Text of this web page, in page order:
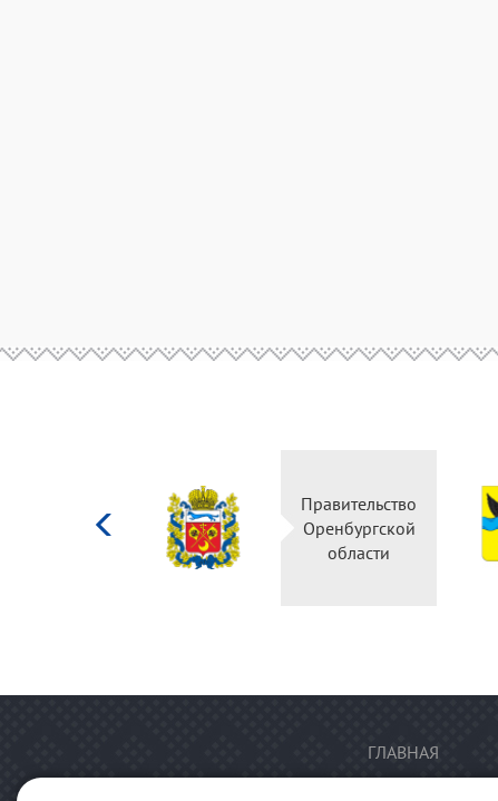
Правительство
Оренбургской
области
ГЛАВНАЯ